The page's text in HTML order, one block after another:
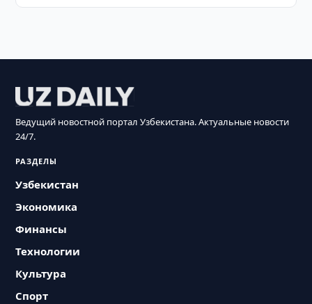
Ведущий новостной портал Узбекистана. Актуальные новости
24/7.
РАЗДЕЛЫ
Узбекистан
Экономика
Финансы
Технологии
Культура
Спорт